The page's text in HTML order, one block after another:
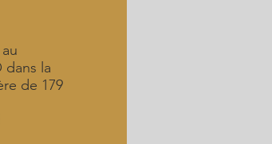
dans la
de 179